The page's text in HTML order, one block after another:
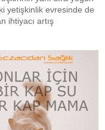
yetişkinlik evresinde de
ihtiyacı artış